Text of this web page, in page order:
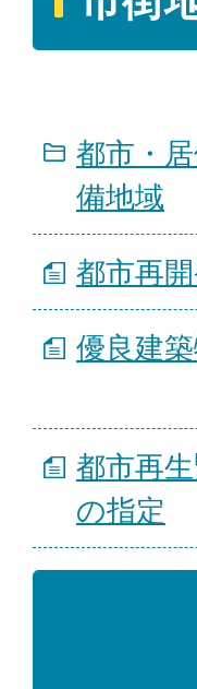
都市・
備地域
都市再
優良建
都市再
の指定